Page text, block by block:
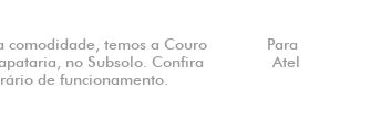
Para a sua comodidade, temos a Rizzo
Ateliê, no Subsolo. Confira o horário
de funcionamento.